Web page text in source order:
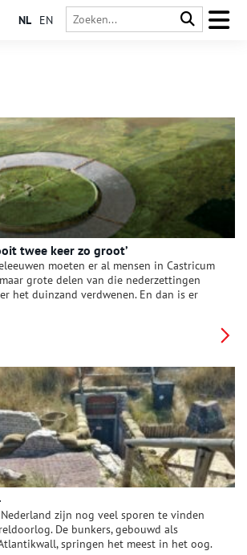
NL EN
twee keer zo groot’
moeten er al mensen in Castricum
grote delen van die nederzettingen
het duinzand verdwenen. En dan is er
zijn nog veel sporen te vinden
De bunkers, gebouwd als
springen het meest in het oog.